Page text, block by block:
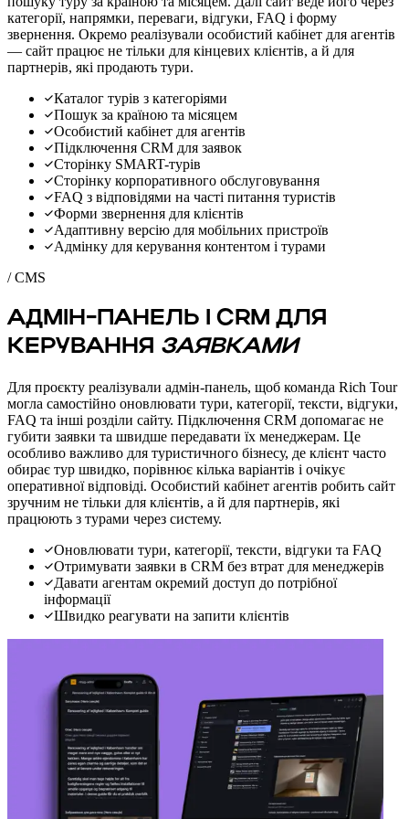
категорії, напрямки, переваги, відгуки, FAQ і форму
звернення. Окремо реалізували особистий кабінет для агентів
— сайт працює не тільки для кінцевих клієнтів, а й для
партнерів, які продають тури.
Каталог турів з категоріями
Пошук за країною та місяцем
Особистий кабінет для агентів
Підключення CRM для заявок
Сторінку SMART-турів
Сторінку корпоративного обслуговування
FAQ з відповідями на часті питання туристів
Форми звернення для клієнтів
Адаптивну версію для мобільних пристроїв
Адмінку для керування контентом і турами
/ CMS
АДМІН-ПАНЕЛЬ І CRM ДЛЯ
КЕРУВАННЯ ЗАЯВКАМИ
Для проєкту реалізували адмін-панель, щоб команда Rich Tour
могла самостійно оновлювати тури, категорії, тексти, відгуки,
FAQ та інші розділи сайту. Підключення CRM допомагає не
губити заявки та швидше передавати їх менеджерам. Це
особливо важливо для туристичного бізнесу, де клієнт часто
обирає тур швидко, порівнює кілька варіантів і очікує
оперативної відповіді. Особистий кабінет агентів робить сайт
зручним не тільки для клієнтів, а й для партнерів, які
працюють з турами через систему.
Оновлювати тури, категорії, тексти, відгуки та FAQ
Отримувати заявки в CRM без втрат для менеджерів
Давати агентам окремий доступ до потрібної
інформації
Швидко реагувати на запити клієнтів